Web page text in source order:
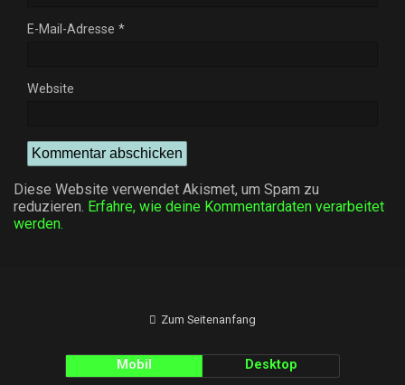
E-Mail-Adresse *
Website
Diese Website verwendet Akismet, um Spam zu
reduzieren. Erfahre, wie deine Kommentardaten verarbeitet
werden.
Zum Seitenanfang
Mobil Desktop